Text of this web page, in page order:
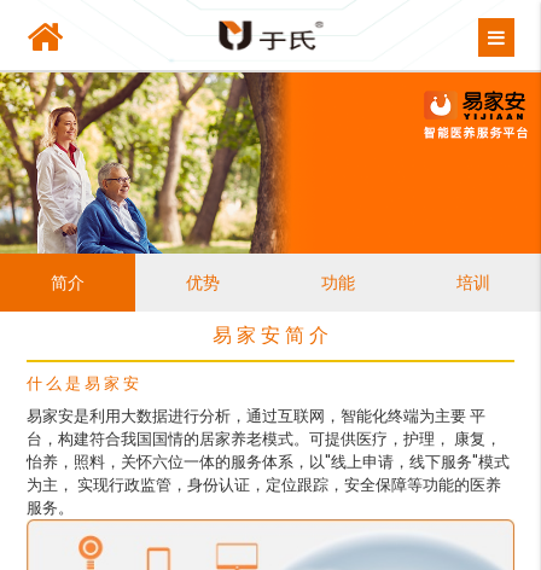
简介 优势 功能 培训
易 家 安 简 介
什 么 是 易 家 安
易家安是利用大数据进行分析，通过互联网，智能化终端为主要 平
台，构建符合我国国情的居家养老模式。可提供医疗，护理， 康复，
怡养，照料，关怀六位一体的服务体系，以"线上申请，线下服务"模式
为主， 实现行政监管，身份认证，定位跟踪，安全保障等功能的医养
服务。